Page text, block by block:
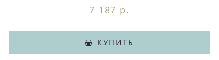
7 187 р.
КУПИТЬ